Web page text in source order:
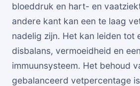
bloeddruk en hart- en
andere kant kan een te laag
nadelig zijn. Het kan leiden tot
disbalans, vermoeidheid en
immuunsysteem. Het behoud
gebalanceerd vetpercentage